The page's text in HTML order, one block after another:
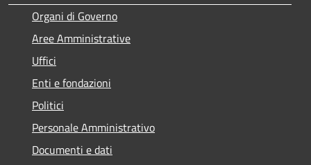
Organi di Governo
Aree Amministrative
Uffici
Enti e fondazioni
Politici
Personale Amministrativo
Documenti e dati